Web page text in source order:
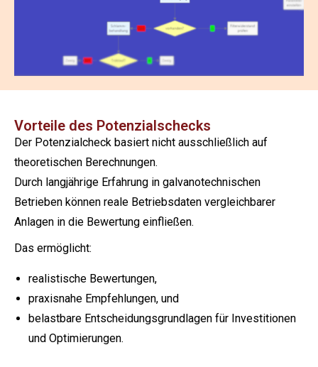
Vorteile des Potenzialschecks
Der Potenzialcheck basiert nicht ausschließlich auf
theoretischen Berechnungen.
Durch langjährige Erfahrung in galvanotechnischen
Betrieben können reale Betriebsdaten vergleichbarer
Anlagen in die Bewertung einfließen.
Das ermöglicht:
realistische Bewertungen,
praxisnahe Empfehlungen, und
belastbare Entscheidungsgrundlagen für Investitionen
und Optimierungen.